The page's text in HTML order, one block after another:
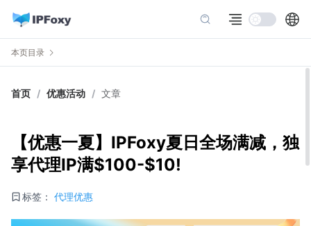
本页目录
首页 / 优惠活动 / 文章
【优惠一夏】IPFoxy夏日全场满减，独
享代理IP满$100-$10!
标签： 代理优惠